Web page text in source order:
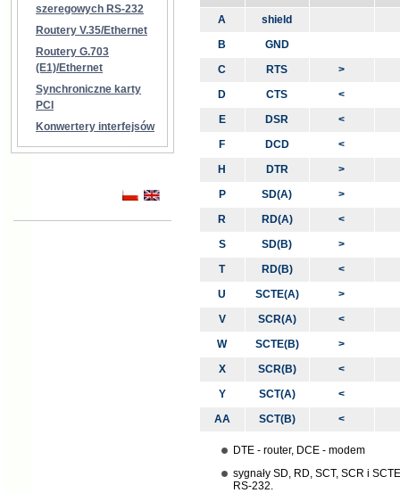
szeregowych RS-232
Routery V.35/Ethernet
Routery G.703
(E1)/Ethernet
Synchroniczne karty
PCI
Konwertery interfejsów
A
shield
B
GND
C
RTS
>
D
CTS
<
E
DSR
<
F
DCD
<
H
DTR
>
P
SD(A)
>
R
RD(A)
<
S
SD(B)
>
T
RD(B)
<
U
SCTE(A)
>
V
SCR(A)
<
W
SCTE(B)
>
X
SCR(B)
<
Y
SCT(A)
<
AA
SCT(B) <
DTE - router, DCE - modem
sygnały SD, RD, SCT, SCR i
RS-232.